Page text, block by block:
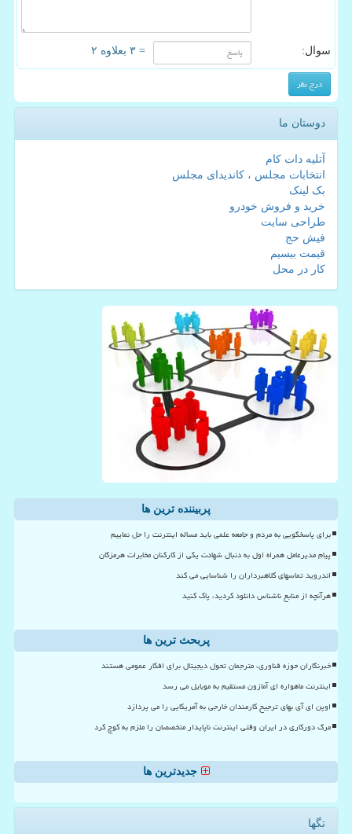
سوال: = ۳ بعلاوه ۲
دوستان ما
آتلیه دات کام
انتخابات مجلس ، کاندیدای مجلس
بک لینک
خرید و فروش خودرو
طراحی سایت
فیش حج
قیمت بیسیم
کار در محل
پربیننده ترین ها
برای پاسخگویی به مردم و جامعه علمی باید مساله اینترنت را حل نماییم
پیام مدیرعامل همراه اول به دنبال شهادت یکی از کارکنان مخابرات هرمزگان
اندروید تماسهای کلاهبرداران را شناسایی می کند
هرآنچه از منابع ناشناس دانلود کردید، پاک کنید
پربحث ترین ها
خبرنگاران حوزه فناوری، مترجمان تحول دیجیتال برای افکار عمومی هستند
اینترنت ماهواره ای آمازون مستقیم به موبایل می رسد
اوپن ای آی بهای ترجیح کارمندان خارجی به آمریکایی را می پردازد
مرگ دورکاری در ایران وقتی اینترنت ناپایدار متخصصان را ملزم به کوچ کرد
جدیدترین ها
تگها